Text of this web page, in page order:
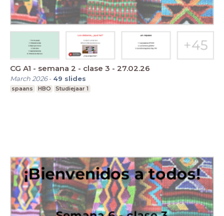
CG A1 - semana 2 - clase 3 - 27.02.26
March 2026- 49 slides
spaans HBO Studiejaar 1